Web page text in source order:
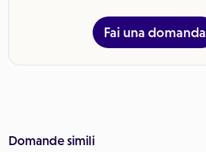
Fai una domanda
Domande simili